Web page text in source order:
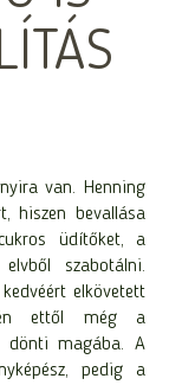
van. Henning
hiszen bevallása
üdítőket, a
szabotálni.
elkövetett
ettől még a
dönti magába. A
pedig a